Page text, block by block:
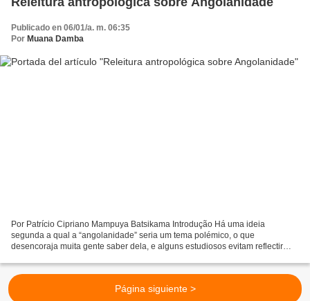
Publicado en 06/01/a. m. 06:35
Por Muana Damba
Por Patrício Cipriano Mampuya Batsikama Introdução Há uma ideia
segunda a qual a “angolanidade” seria um tema polémico, o que
desencoraja muita gente saber dela, e alguns estudiosos evitam reflectir
Página siguiente >